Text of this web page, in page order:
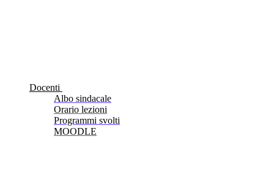
Docenti
Albo sindacale
Orario lezioni
Programmi svolti
MOODLE